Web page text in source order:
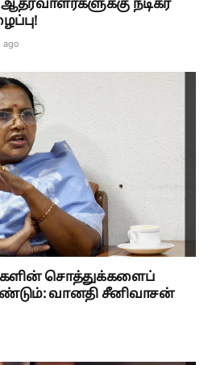
நடிகர்
ago
சொத்துக்களைப்
வானதி சீனிவாசன்